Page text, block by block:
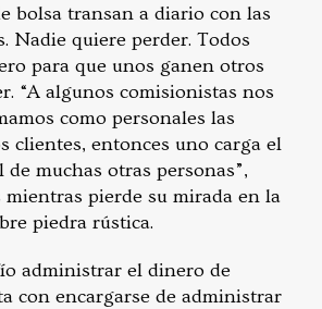
bolsa transan a diario con las
Nadie quiere perder. Todos
para que unos ganen otros
“A algunos comisionistas nos
como personales las
clientes, entonces uno carga el
muchas otras personas”,
pierde su mirada en la
piedra rústica.
administrar el dinero de
con encargarse de administrar